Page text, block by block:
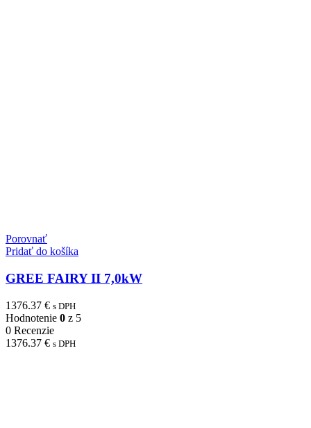
Porovnať
Pridať do košíka
GREE FAIRY II 7,0kW
1376.37 € s DPH
Hodnotenie 0 z 5
0 Recenzie
1376.37 € s DPH